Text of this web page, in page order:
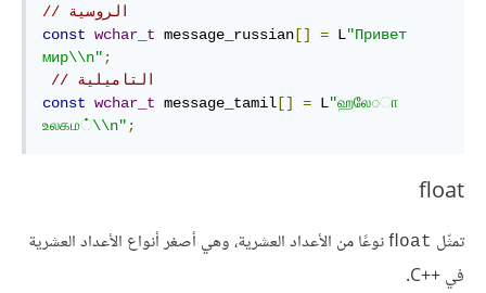
// الروسية
const wchar_t message_russian [] = L"Привет
мир\\n";
// التاميلية
const wchar_t message_tamil [] = L"ஹலே◌◌ா
உலகம◌்\\n";
ﬂoat
تمثّل ﬂoat نوعًا من الأعداد العشرية، وهي أصغر أنواع الأعداد العشرية
في C++‎.